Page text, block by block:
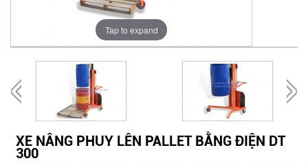
Tap to expand
XE NÂNG PHUY LÊN PALLET BẰNG ĐIỆN DT
300